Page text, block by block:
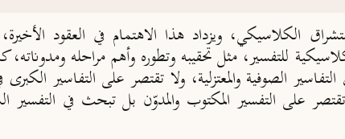
الكلاسيكي، ويزداد هذا الاهتمام في العقود
للتفسير، مثل تحقيبه وتطوره وأهم مراحله ومدوناته،
الصوفية والمعتزلية، ولا تقتصر على التفاسير الكبرى
على التفسير المكتوب والمدوّن بل تبحث في التفسير